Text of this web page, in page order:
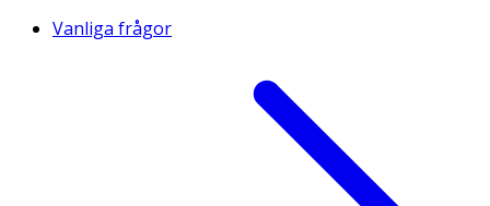
Vanliga frågor